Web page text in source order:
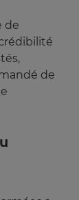
de
de